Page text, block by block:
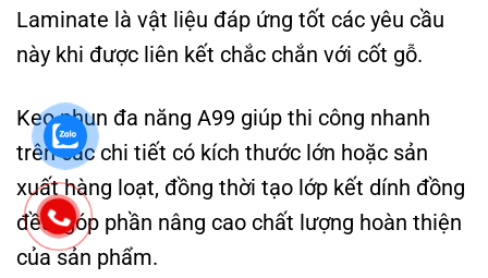
Laminate là vật liệu đáp ứng tốt các yêu cầu
này khi được liên kết chắc chắn với cốt gỗ.
Keo phun đa năng A99 giúp thi công nhanh
trên các chi tiết có kích thước lớn hoặc sản
xuất hàng loạt, đồng thời tạo lớp kết dính đồng
đều, góp phần nâng cao chất lượng hoàn thiện
của sản phẩm.